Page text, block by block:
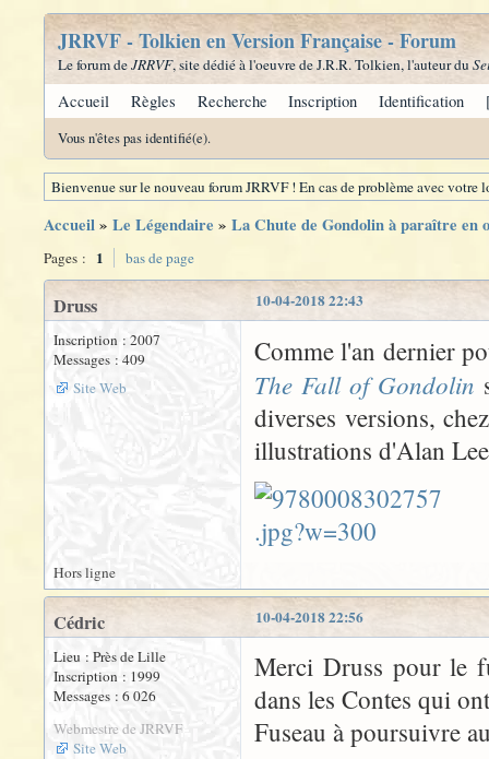
JRRVF - Tolkien en Version Française - Forum
Le forum deJRRVF, site dédié à l'oeuvre de J.R.R. Tolkien, l'auteur du
Accueil Règles Recherche Inscription Identification
Vous n'êtes pas identifié(e).
Bienvenue sur le nouveau forum JRRVF ! En cas de problème avec
Accueil» Le Légendaire » La Chute de Gondolin à paraître en
Pages : 1 bas de page
10-04-2018 22:43
Druss
Inscription : 2007
Messages : 409
Site Web
Comme l'an dernier
The Fall of Gondolin
diverses versions,
illustrations d'Alan
Hors ligne
10-04-2018 22:56
Cédric
Lieu : Près de Lille
Inscription : 1999
Messages : 6 026
Webmestre de JRRVF
Site Web
Merci Druss pour le
dans les Contes qui
Fuseau à poursuivre